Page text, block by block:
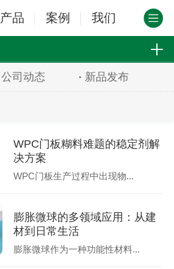
产品 案例 我们
公司动态 新品发布
WPC门板糊料难题的稳定剂解
决方案
WPC门板生产过程中出现物...
膨胀微球的多领域应用：从建
材到日常生活
膨胀微球作为一种功能性材料...